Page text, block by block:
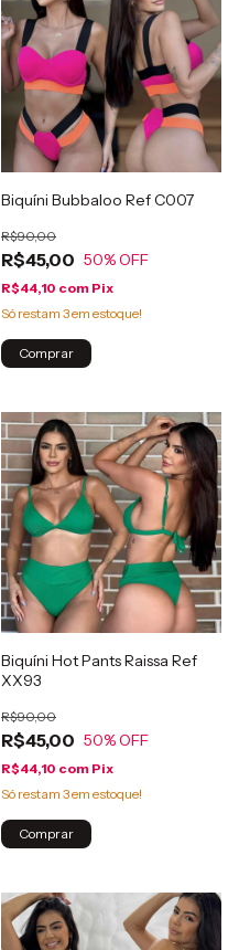
Biquíni Bubbaloo Ref C007
R$45,00
R$90,00
50% OFF
R$44,10 com Pix
Só restam 3em estoque!
Comprar
Biquíni Hot Pants Raissa Ref
XX93
R$45,00
R$90,00
50% OFF
R$44,10 com Pix
Só restam 3em estoque!
Comprar